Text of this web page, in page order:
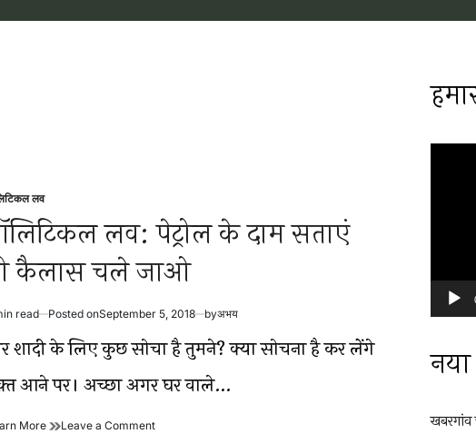
लव
लव: पेट्रोल के दाम सताएं
कैलास चले जाओ
read Posted onSeptember 5, 2018 byअभय
शादी के लिए कुछ सोचा है तुमने? क्या सोचना है कर लेंगे
आने पर। अच्छा अगर घर वाले…
More पॉलिटिकल
Leave a Commenton